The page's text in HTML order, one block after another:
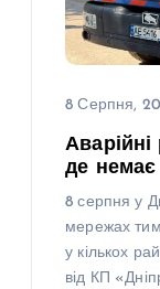
8 Серпня,
де
8 серпня у
мережах
у кількох
від КП